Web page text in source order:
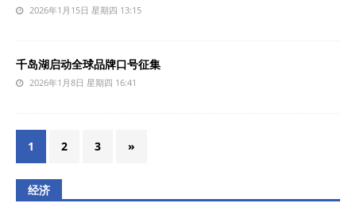
2026年1月15日 星期四 13:15
千岛湖启动全球品牌口号征集
2026年1月8日 星期四 16:41
1 2 3 »
经济